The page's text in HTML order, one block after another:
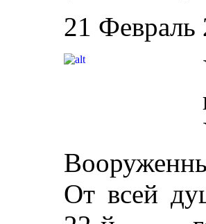
21 Февраль
От всей